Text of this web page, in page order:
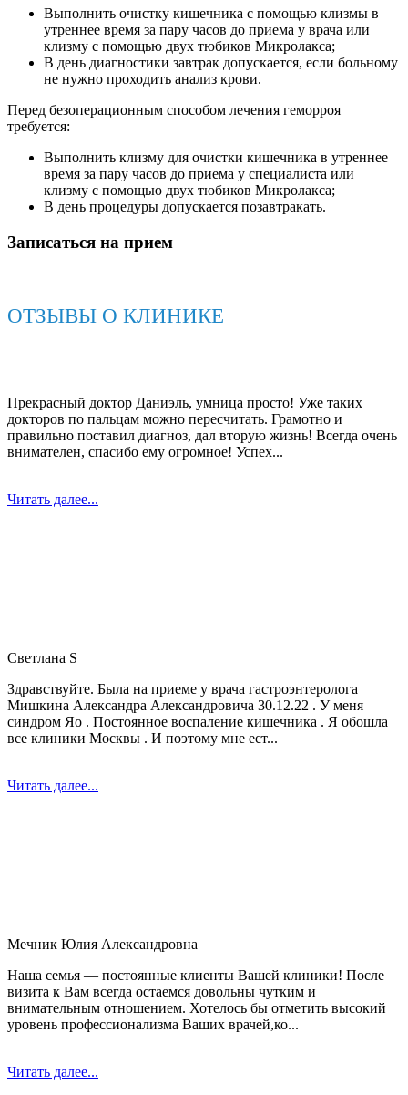
Выполнить очистку кишечника с помощью клизмы в
утреннее время за пару часов до приема у врача или
клизму с помощью двух тюбиков Микролакса;
В день диагностики завтрак допускается, если больному
не нужно проходить анализ крови.
Перед безоперационным способом лечения геморроя
требуется:
Выполнить клизму для очистки кишечника в утреннее
время за пару часов до приема у специалиста или
клизму с помощью двух тюбиков Микролакса;
В день процедуры допускается позавтракать.
Записаться на прием
ОТЗЫВЫ О КЛИНИКЕ
Прекрасный доктор Даниэль, умница просто! Уже таких
докторов по пальцам можно пересчитать. Грамотно и
правильно поставил диагноз, дал вторую жизнь! Всегда очень
внимателен, спасибо ему огромное! Успех...
Читать далее...
Светлана S
Здравствуйте. Была на приеме у врача гастроэнтеролога
Мишкина Александра Александровича 30.12.22 . У меня
синдром Яо . Постоянное воспаление кишечника . Я обошла
все клиники Москвы . И поэтому мне ест...
Читать далее...
Мечник Юлия Александровна
Наша семья — постоянные клиенты Вашей клиники! После
визита к Вам всегда остаемся довольны чутким и
внимательным отношением. Хотелось бы отметить высокий
уровень профессионализма Ваших врачей,ко...
Читать далее...